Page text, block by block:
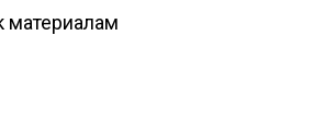
материалам